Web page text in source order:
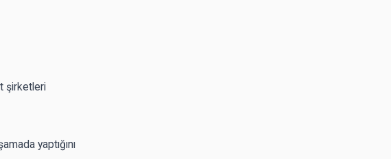
şirketleri
yaptığını